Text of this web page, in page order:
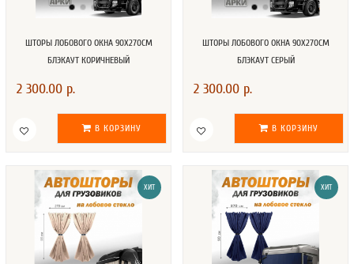
ШТОРЫ ЛОБОВОГО ОКНА 90Х270СМ
БЛЭКАУТ КОРИЧНЕВЫЙ
2 300.00 р.
В КОРЗИНУ
ШТОРЫ ЛОБОВОГО ОКНА 90Х270СМ
БЛЭКАУТ СЕРЫЙ
2 300.00 р.
В КОРЗИНУ
ХИТ ХИТ